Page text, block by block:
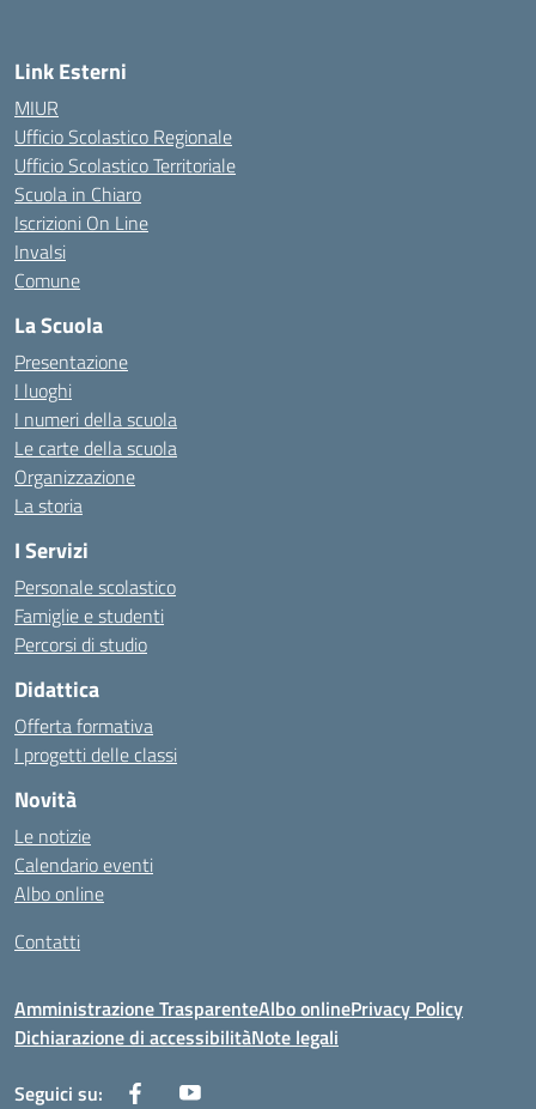
Link Esterni
MIUR
Ufficio Scolastico Regionale
Ufficio Scolastico Territoriale
Scuola in Chiaro
Iscrizioni On Line
Invalsi
Comune
La Scuola
Presentazione
I luoghi
I numeri della scuola
Le carte della scuola
Organizzazione
La storia
I Servizi
Personale scolastico
Famiglie e studenti
Percorsi di studio
Didattica
Offerta formativa
I progetti delle classi
Novità
Le notizie
Calendario eventi
Albo online
Contatti
Amministrazione TrasparenteAlbo onlinePrivacy Policy
Dichiarazione di accessibilitàNote legali
Seguici su: